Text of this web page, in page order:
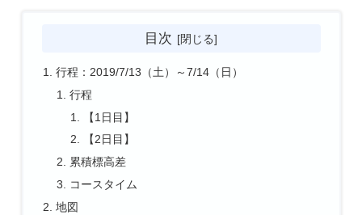
目次
行程：2019/7/13（土）～7/14（日）
行程
【1日目】
【2日目】
累積標高差
コースタイム
地図